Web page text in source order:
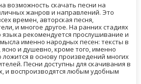
возможность скачать песни на
жанров и направлений. Это
времен, авторская песня,
и многое другое. На ранних стадиях
языка рекомендуется прослушивание и
именно народных песен: тексты в
и душевно, кроме того, именно
в основу произведений многих
Песни доступны для скачивания в
и воспроизводятся любым удобным